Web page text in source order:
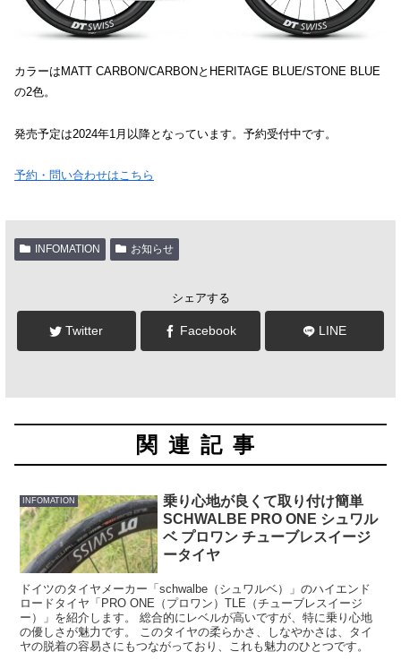
カラーはMATT CARBON/CARBONとHERITAGE BLUE/STONE BLUE
の2色。
発売予定は2024年1月以降となっています。予約受付中です。
予約・問い合わせはこちら
INFOMATION お知らせ
シェアする
Twitter Facebook LINE
関連記事
INFOMATION
乗り心地が良くて取り付け簡単
SCHWALBE PRO ONE シュワル
ベ プロワン チューブレスイージ
ータイヤ
ドイツのタイヤメーカー「schwalbe（シュワルベ）」のハイエンド
ロードタイヤ「PRO ONE（プロワン）TLE（チューブレスイージ
ー）」を紹介します。 総合的にレベルが高いですが、特に乗り心地
の優しさが魅力です。 このタイヤの柔らかさ、しなやかさは、タイ
ヤの脱着の容易さにもつながっており、これも魅力のひとつです。